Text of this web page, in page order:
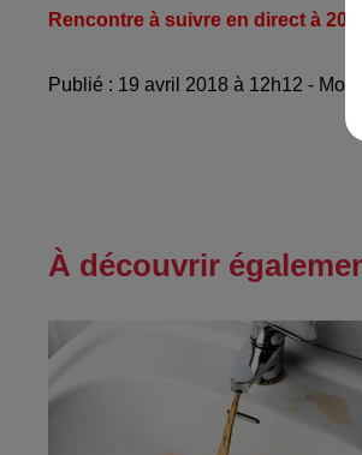
Rencontre à suivre en direct à
Publié : 19 avril 2018 à 12h12 -
À découvrir